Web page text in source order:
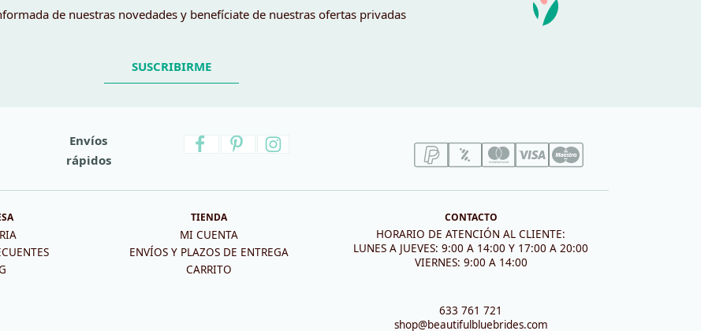
de nuestras novedades y benefíciate de nuestras ofertas privadas
SUSCRIBIRME
Envíos
rápidos
TIENDA
MI CUENTA
ENVÍOS Y PLAZOS DE ENTREGA
CARRITO
CONTACTO
HORARIO DE ATENCIÓN AL CLIENTE:
LUNES A JUEVES: 9:00 A 14:00 Y 17:00 A 20:00
VIERNES: 9:00 A 14:00
633 761 721
shop@beautifulbluebrides.com